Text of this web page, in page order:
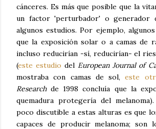
cánceres. Es más que posible que la
un factor 'perturbador' o generador
algunos estudios. Por ejemplo,
que la exposición solar o a camas de
incluso reducirían -sí, reducirían- el
(este estudio del European Journal of
mostraba con camas de sol,este
Researchde 1998 concluía que la
quemadura protegería del
poco discutible a estas alturas es que
capaces de producir melanoma; son